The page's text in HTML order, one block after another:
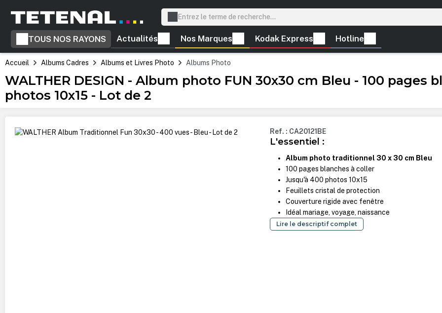
Passer à la navigation principale
TOUS NOS RAYONS Actualités Nos Marques Kodak Express Hotline
Accueil Albums Cadres Albums et Livres Photo Albums Photo
WALTHER DESIGN - Album photo FUN 30x30 cm Bleu - 100 pages
photos 10x15 - Lot de 2
Ignorer la galerie d'images Ref. : CA20121BE
L'essentiel :
Album photo traditionnel 30 x 30 cm Bleu
100 pages blanches à coller
Jusqu'à 400 photos 10x15
Feuillets cristal de protection
Couverture rigide avec fenêtre
Idéal mariage, voyage, naissance
Lire le descriptif complet